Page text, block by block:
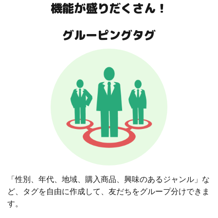
機能が盛りだくさん！
グルーピングタグ
「性別、年代、地域、購入商品、興味のあるジャンル」な
ど、タグを自由に作成して、友だちをグループ分けできま
す。